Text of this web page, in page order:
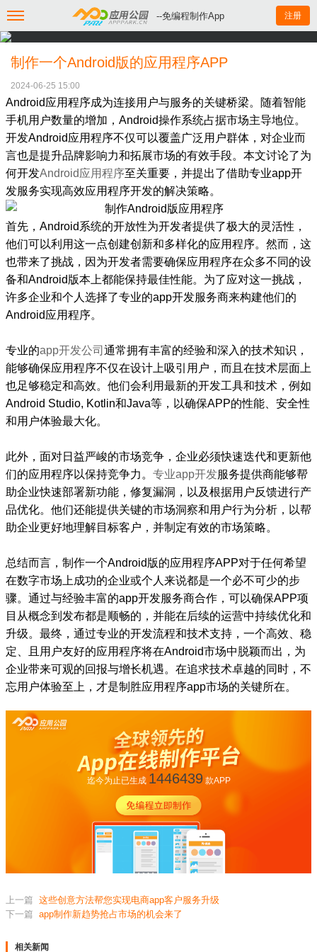
--免编程制作App 注册
制作一个Android版的应用程序APP
2024-06-25 15:00
Android应用程序成为连接用户与服务的关键桥梁。随着智能
手机用户数量的增加，Android操作系统占据市场主导地位。
开发Android应用程序不仅可以覆盖广泛用户群体，对企业而
言也是提升品牌影响力和拓展市场的有效手段。本文讨论了为
何开发Android应用程序至关重要，并提出了借助专业app开
发服务实现高效应用程序开发的解决策略。
首先，Android系统的开放性为开发者提供了极大的灵活性，
他们可以利用这一点创建创新和多样化的应用程序。然而，这
也带来了挑战，因为开发者需要确保应用程序在众多不同的设
备和Android版本上都能保持最佳性能。为了应对这一挑战，
许多企业和个人选择了专业的app开发服务商来构建他们的
Android应用程序。
专业的app开发公司 通常拥有丰富的经验和深入的技术知识，
能够确保应用程序不仅在设计上吸引用户，而且在技术层面上
也足够稳定和高效。他们会利用最新的开发工具和技术，例如
Android Studio, Kotlin和Java等，以确保APP的性能、安全性
和用户体验最大化。
此外，面对日益严峻的市场竞争，企业必须快速迭代和更新他
们的应用程序以保持竞争力。 专业app开发服务提供商能够帮
助企业快速部署新功能，修复漏洞，以及根据用户反馈进行产
品优化。他们还能提供关键的市场洞察和用户行为分析，以帮
助企业更好地理解目标客户，并制定有效的市场策略。
总结而言，制作一个Android版的应用程序APP对于任何希望
在数字市场上成功的企业或个人来说都是一个必不可少的步
骤。通过与经验丰富的app开发服务商合作，可以确保APP项
目从概念到发布都是顺畅的，并能在后续的运营中持续优化和
升级。最终，通过专业的开发流程和技术支持，一个高效、稳
定、且用户友好的应用程序将在Android市场中脱颖而出，为
企业带来可观的回报与增长机遇。在追求技术卓越的同时，不
忘用户体验至上，才是制胜应用程序app市场的关键所在。
迄今为止已生成 1446439款APP
上一篇 这些创意方法帮您实现电商app客户服务升级
下一篇 app制作新趋势抢占市场的机会来了
相关新闻